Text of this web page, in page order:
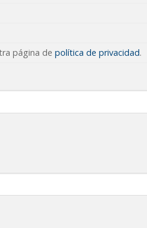
página depolítica de privacidad.